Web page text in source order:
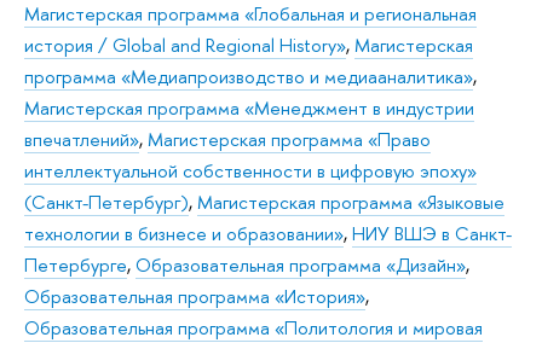
Магистерская программа «Глобальная и региональная
история / Global and Regional History»,Магистерская
программа «Медиапроизводство и медиааналитика»,
Магистерская программа «Менеджмент в индустрии
впечатлений»,Магистерская программа «Право
интеллектуальной собственности в цифровую эпоху»
(Санкт-Петербург),Магистерская программа «Языковые
технологии в бизнесе и образовании»,НИУ ВШЭ в Санкт-
Петербурге,Образовательная программа «Дизайн»,
Образовательная программа «История»,
Образовательная программа «Политология и мировая